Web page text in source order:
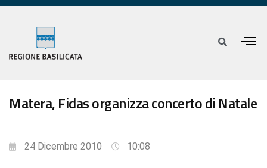
Matera, Fidas organizza concerto di Natale
24 Dicembre 2010 10:08